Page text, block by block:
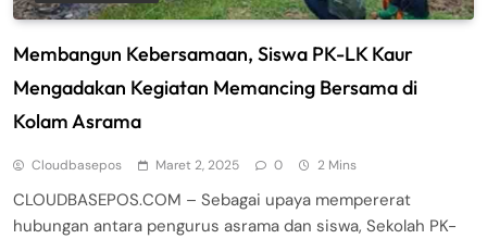
Membangun Kebersamaan, Siswa PK-LK Kaur
Mengadakan Kegiatan Memancing Bersama di
Kolam Asrama
Cloudbasepos Maret 2, 2025 0 2 Mins
CLOUDBASEPOS.COM – Sebagai upaya mempererat
hubungan antara pengurus asrama dan siswa, Sekolah PK-